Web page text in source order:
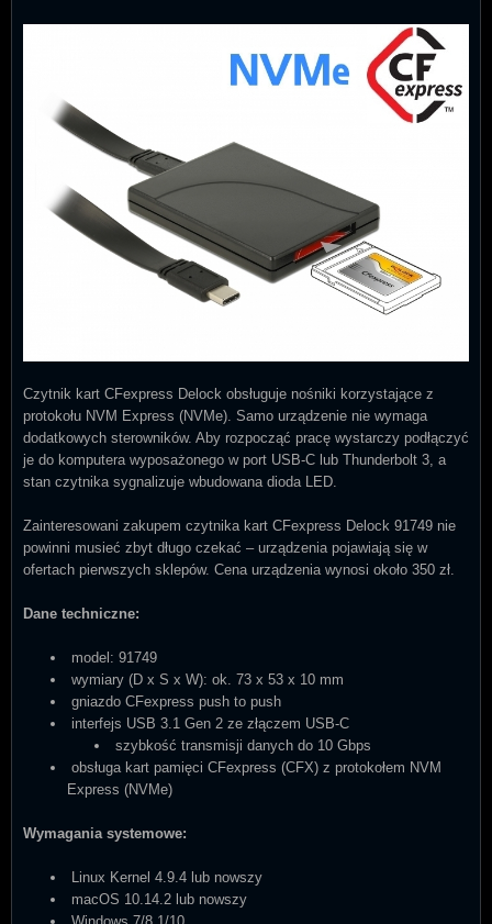
Czytnik kart CFexpress Delock obsługuje nośniki korzystające z
protokołu NVM Express (NVMe). Samo urządzenie nie wymaga
dodatkowych sterowników. Aby rozpocząć pracę wystarczy podłączyć
je do komputera wyposażonego w port USB-C lub Thunderbolt 3, a
stan czytnika sygnalizuje wbudowana dioda LED.
Zainteresowani zakupem czytnika kart CFexpress Delock 91749 nie
powinni musieć zbyt długo czekać – urządzenia pojawiają się w
ofertach pierwszych sklepów. Cena urządzenia wynosi około 350 zł.
Dane techniczne:
model: 91749
wymiary (D x S x W): ok. 73 x 53 x 10 mm
gniazdo CFexpress push to push
interfejs USB 3.1 Gen 2 ze złączem USB-C
szybkość transmisji danych do 10 Gbps
obsługa kart pamięci CFexpress (CFX) z protokołem NVM
Express (NVMe)
Wymagania systemowe:
Linux Kernel 4.9.4 lub nowszy
macOS 10.14.2 lub nowszy